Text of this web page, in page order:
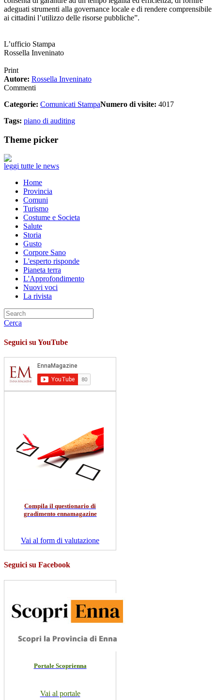
adeguati strumenti alla governance locale e di rendere comprensibile
ai cittadini l’utilizzo delle risorse pubbliche”.
L’ufficio Stampa
Rossella Inveninato
Print
Autore: Rossella Inveninato
Commenti
Categorie: Comunicati StampaNumero di visite: 4017
Tags: piano di auditing
Theme picker
leggi tutte le news
Home
Provincia
Comuni
Turismo
Costume e Societa
Salute
Storia
Gusto
Corpore Sano
L'esperto risponde
Pianeta terra
L'Approfondimento
Nuovi voci
La rivista
Cerca
Seguici su YouTube
Compila il questionario di
gradimento ennamagazine
Vai al form di valutazione
Seguici su Facebook
Portale Scoprienna
Vai al portale